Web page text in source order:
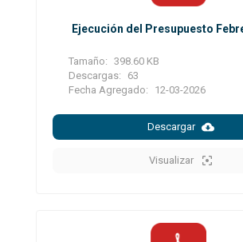
Ejecución del Presupuesto
Tamaño: 398.60 KB
Descargas:
63
Fecha Agregado:
12-03-2026
Descargar
Visualizar